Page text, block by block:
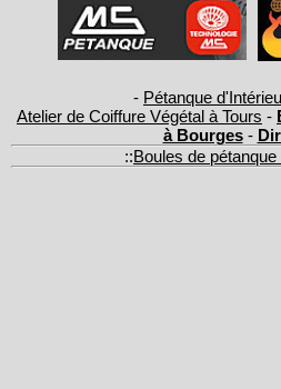
- Pétanque
Atelier de Coiffure Végétal à Tours -
à Bourges-
::Boules de